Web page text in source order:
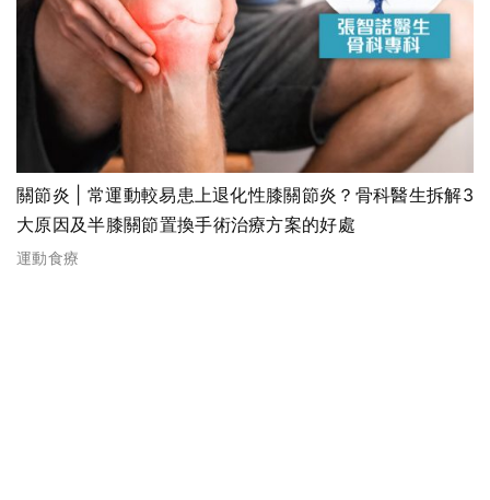
關節炎 | 常運動較易患上退化性膝關節炎？骨科醫生拆解3
大原因及半膝關節置換手術治療方案的好處
運動食療